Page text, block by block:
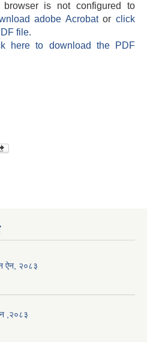
is not configured to
adobe Acrobatorclick
file.
here to download the PDF
ऐन, २०८३
,२०८३